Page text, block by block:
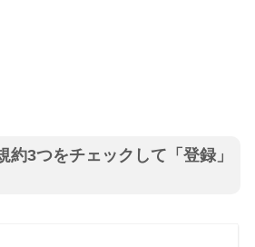
約3つをチェックして「登録」